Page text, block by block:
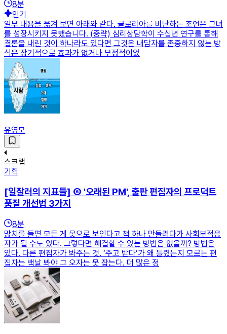
8분
인기
일부 내용을 옮겨 보면 아래와 같다. 글로리아를 비난하는 조언은 그녀
를 성장시키지 못했습니다. (중략) 심리상담학이 수십년 연구를 통해
결론을 내린 것이 하나라도 있다면 그것은 내담자를 존중하지 않는 방
식은 장기적으로 효과가 없거나 부정적이었
유영모
스크랩
기획
[일잘러의 지표들] ⑥ '오래된 PM', 출판 편집자의 프로덕트
품질 개선법 3가지
8분
망치를 들면 모든 게 못으로 보인다고 책 하나 만들려다가 사회부적응
자가 될 수도 있다. 그렇다면 해결할 수 있는 방법은 없을까? 방법은
있다. 다른 편집자가 봐주는 것. ‘주고 받다’가 왜 틀렸는지 모르는 편
집자는 백날 봐야 그 오자는 못 잡는다. 더 많은 정